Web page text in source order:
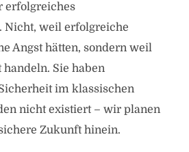
erfolgreiches
Nicht, weil erfolgreiche
Angst hätten, sondern weil
Sie haben
im klassischen
nicht existiert – wir planen
Zukunft hinein.